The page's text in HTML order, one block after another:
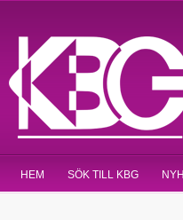
HEM SÖK TILL KBG